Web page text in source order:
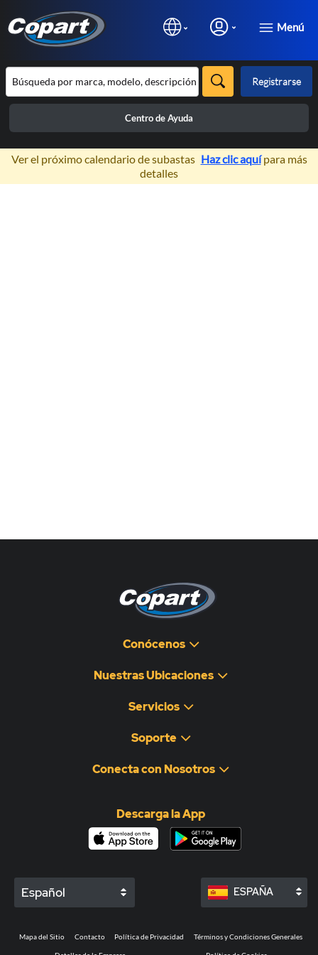
Menú
Registrarse
Centro de Ayuda
×
Ver el próximo calendario de subastas Haz clic aquípara más
detalles
Conócenos
Nuestras Ubicaciones
Servicios
Soporte
Conecta con Nosotros
Descarga la App
Español ESPAÑA
Mapa del Sitio Contacto Política de Privacidad Términos y Condiciones Generales